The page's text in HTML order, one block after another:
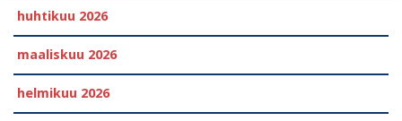
huhtikuu 2026
maaliskuu 2026
helmikuu 2026